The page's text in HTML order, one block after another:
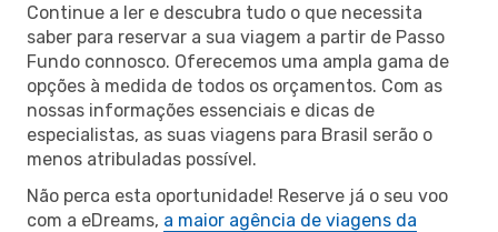
Continue a ler e descubra tudo o que necessita
saber para reservar a sua viagem a partir de Passo
Fundo connosco. Oferecemos uma ampla gama de
opções à medida de todos os orçamentos. Com as
nossas informações essenciais e dicas de
especialistas, as suas viagens para Brasil serão o
menos atribuladas possível.
Não perca esta oportunidade! Reserve já o seu voo
com a eDreams, a maior agência de viagens da